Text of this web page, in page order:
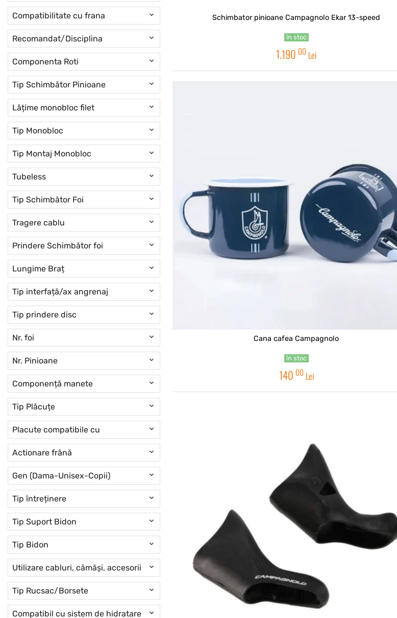
Compatibilitate cu frana
Recomandat/Disciplina
Componenta Roti
Tip Schimbător Pinioane
Lățime monobloc filet
Tip Monobloc
Tip Montaj Monobloc
Tubeless
Tip Schimbător Foi
Tragere cablu
Prindere Schimbător foi
Lungime Braț
Tip interfață/ax angrenaj
Tip prindere disc
Nr. foi
Nr. Pinioane
Componență manete
Tip Plăcuțe
Placute compatibile cu
Actionare frână
Gen (Dama-Unisex-Copii)
Tip întreținere
Tip Suport Bidon
Tip Bidon
Utilizare cabluri, cămăși, accesorii
Tip Rucsac/Borsete
Compatibil cu sistem de hidratare
Schimbator pinioane Campagnolo Ekar 13-speed
în stoc
1.190 00 Lei
Cana cafea Campagnolo
în stoc
140 00 Lei